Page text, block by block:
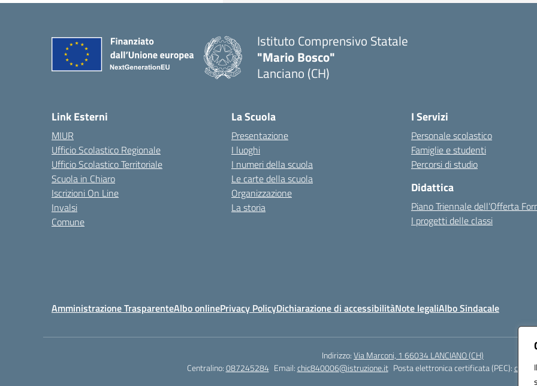
Istituto Comprensivo Statale
"Mario Bosco"
Lanciano (CH)
Link Esterni
MIUR
Ufficio Scolastico Regionale
Ufficio Scolastico Territoriale
Scuola in Chiaro
Iscrizioni On Line
Invalsi
Comune
La Scuola
Presentazione
I luoghi
I numeri della scuola
Le carte della scuola
Organizzazione
La storia
I Servizi
Personale scolastico
Famiglie e studenti
Percorsi di studio
Didattica
Piano Triennale dell’Offerta
I progetti delle classi
Amministrazione TrasparenteAlbo onlinePrivacy PolicyDichiarazione di accessibilitàNote legaliAlbo Sindacale
Indirizzo:Via Marconi, 1 66034 LANCIANO (CH)
Centralino:087245284 Email:chic840006@istruzione.it Posta elettronica certificata (PEC):